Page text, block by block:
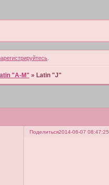
.
"A-M" » Latin "J"
Поделиться2014-06-07 08:47:25